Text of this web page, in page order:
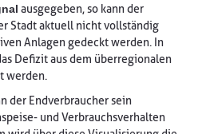
ausgegeben, so kann der
Stadt aktuell nicht vollständig
Anlagen gedeckt werden. In
Defizit aus dem überregionalen
werden.
der Endverbraucher sein
und Verbrauchsverhalten